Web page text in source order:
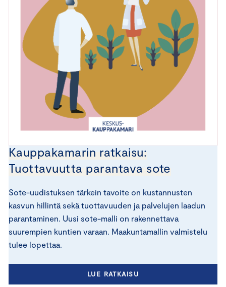
Kauppakamarin ratkaisu:
Tuottavuutta parantava sote
Sote-uudistuksen tärkein tavoite on kustannusten
kasvun hillintä sekä tuottavuuden ja palvelujen laadun
parantaminen. Uusi sote-malli on rakennettava
suurempien kuntien varaan. Maakuntamallin valmistelu
tulee lopettaa.
LUE RATKAISU